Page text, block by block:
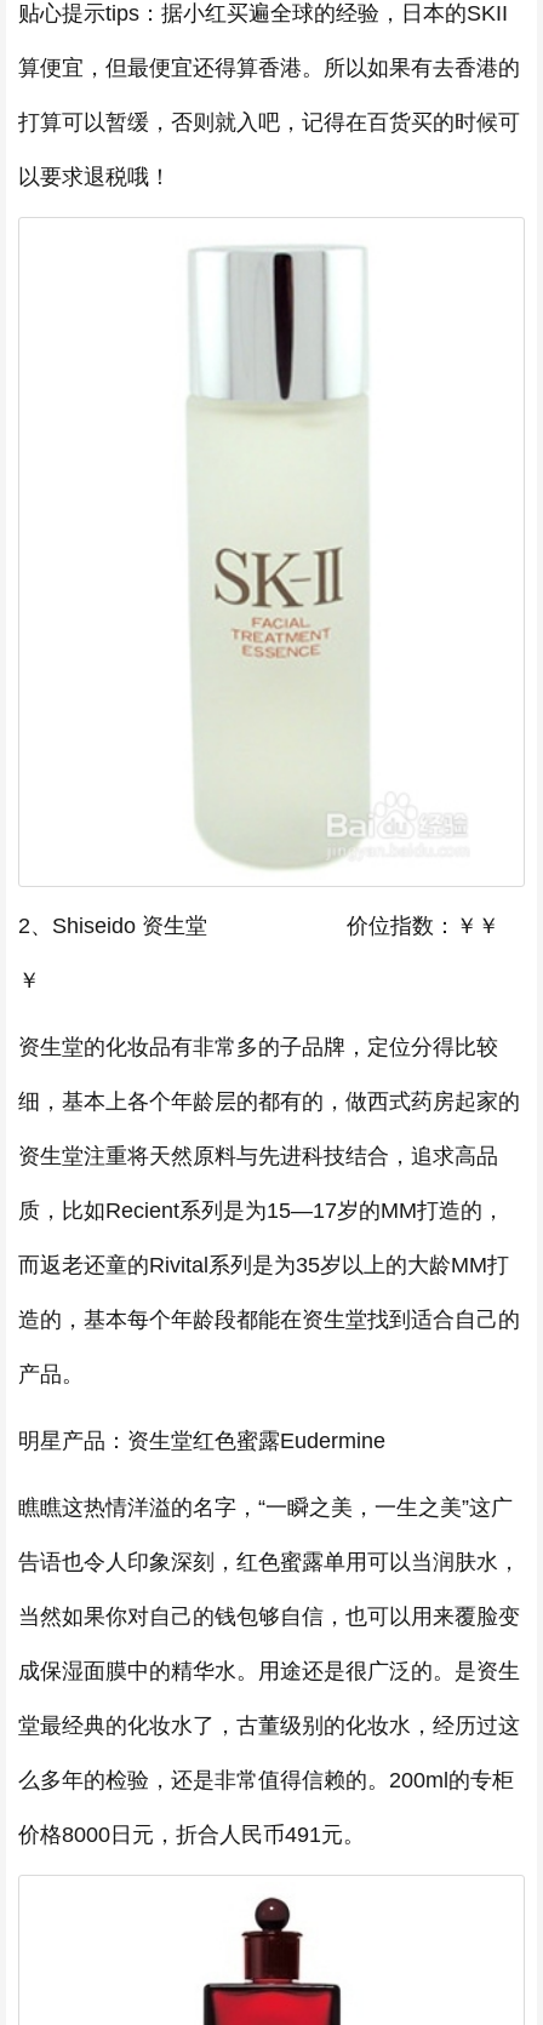
贴心提示tips：据小红买遍全球的经验，日本的SKII
算便宜，但最便宜还得算香港。所以如果有去香港的
打算可以暂缓，否则就入吧，记得在百货买的时候可
以要求退税哦！
2、Shiseido 资生堂 价位指数：￥￥
￥
资生堂的化妆品有非常多的子品牌，定位分得比较
细，基本上各个年龄层的都有的，做西式药房起家的
资生堂注重将天然原料与先进科技结合，追求高品
质，比如Recient系列是为15—17岁的MM打造的，
而返老还童的Rivital系列是为35岁以上的大龄MM打
造的，基本每个年龄段都能在资生堂找到适合自己的
产品。
明星产品：资生堂红色蜜露Eudermine
瞧瞧这热情洋溢的名字，“一瞬之美，一生之美”这广
告语也令人印象深刻，红色蜜露单用可以当润肤水，
当然如果你对自己的钱包够自信，也可以用来覆脸变
成保湿面膜中的精华水。用途还是很广泛的。是资生
堂最经典的化妆水了，古董级别的化妆水，经历过这
么多年的检验，还是非常值得信赖的。200ml的专柜
价格8000日元，折合人民币491元。